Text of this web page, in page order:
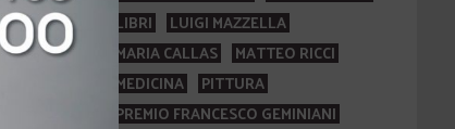
LIBRI
LUIGI MAZZELLA
MARIA CALLAS
MATTEO RICCI
MEDICINA
PITTURA
PREMIO FRANCESCO GEMINIANI